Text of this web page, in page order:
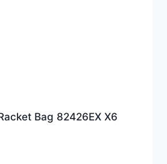
Bag 82426EX X6